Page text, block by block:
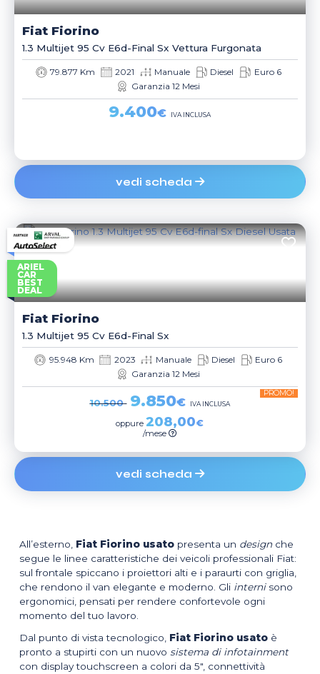
Fiat Fiorino
1.3 Multijet 95 Cv E6d-Final Sx Vettura Furgonata
79.877 Km 2021 Manuale Diesel
Euro 6
Garanzia 12 Mesi
9.400€ IVA INCLUSA
vedi scheda
ARIEL
CAR
BEST
DEAL
Fiat Fiorino
1.3 Multijet 95 Cv E6d-Final Sx
95.948 Km 2023 Manuale Diesel
Euro 6
Garanzia 12 Mesi
10.500 9.850€
PROMO!
IVA INCLUSA
oppure 208,00€
/mese
vedi scheda
All’esterno, Fiat Fiorino usato presenta un design che
segue le linee caratteristiche dei veicoli professionali Fiat:
sul frontale spiccano i proiettori alti e i paraurti con griglia,
che rendono il van elegante e moderno. Gli internisono
ergonomici, pensati per rendere confortevole ogni
momento del tuo lavoro.
Dal punto di vista tecnologico, Fiat Fiorino usato è
pronto a stupirti con un nuovo sistema di infotainment
con display touchscreen a colori da 5″, connettività